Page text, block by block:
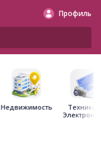
Профиль
Недвижимость
Техника